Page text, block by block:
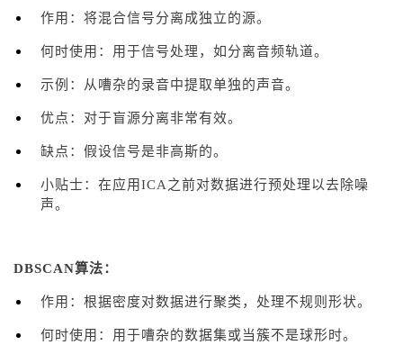
作用：将混合信号分离成独立的源。
何时使用：用于信号处理，如分离音频轨道。
示例：从嘈杂的录音中提取单独的声音。
优点：对于盲源分离非常有效。
缺点：假设信号是非高斯的。
小贴士：在应用ICA之前对数据进行预处理以去除噪
声。
DBSCAN算法：
作用：根据密度对数据进行聚类，处理不规则形状。
何时使用：用于嘈杂的数据集或当簇不是球形时。